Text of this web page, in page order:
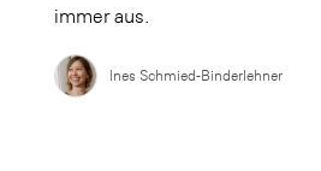
immer aus.
Ines Schmied-Binderlehner